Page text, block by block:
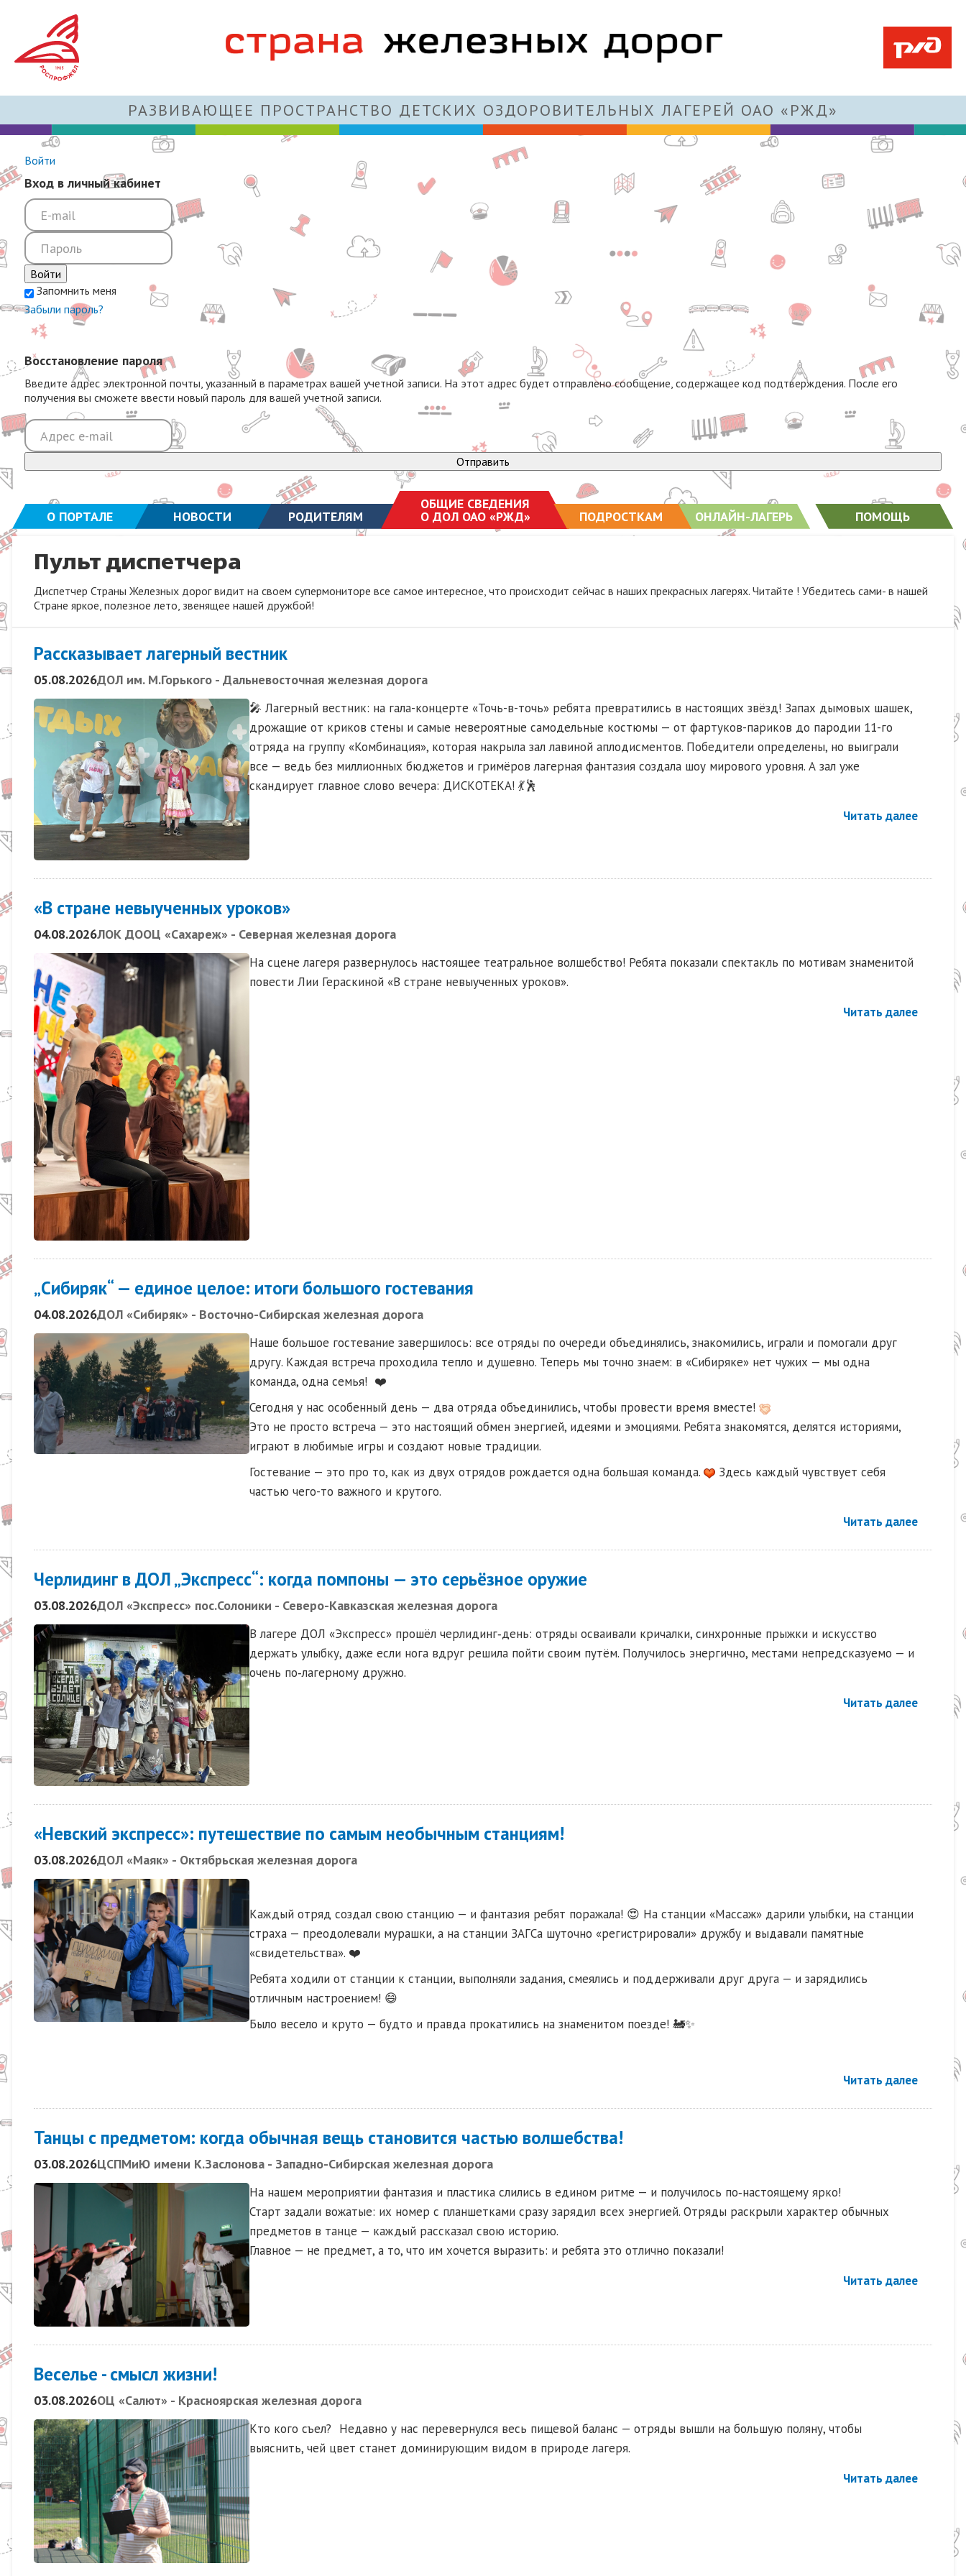
РАЗВИВАЮЩЕЕ ПРОСТРАНСТВО ДЕТСКИХ ОЗДОРОВИТЕЛЬНЫХ ЛАГЕРЕЙ ОАО «РЖД»
Войти
Вход в личный кабинет
Войти
Запомнить меня
Забыли пароль?
Восстановление пароля
Введите адрес электронной почты, указанный в параметрах вашей учетной записи. На этот адрес будет отправлено сообщение, содержащее код подтверждения. После его
получения вы сможете ввести новый пароль для вашей учетной записи.
Отправить
О ПОРТАЛЕ НОВОСТИ РОДИТЕЛЯМ
ОБЩИЕ СВЕДЕНИЯ
О ДОЛ ОАО «РЖД» ПОДРОСТКАМ ОНЛАЙН-ЛАГЕРЬ ПОМОЩЬ
Пульт диспетчера
Диспетчер Страны Железных дорог видит на своем супермониторе все самое интересное, что происходит сейчас в наших прекрасных лагерях. Читайте ! Убедитесь сами- в нашей
Стране яркое, полезное лето, звенящее нашей дружбой!
Рассказывает лагерный вестник
05.08.2026ДОЛ им. М.Горького - Дальневосточная железная дорога
🎤 Лагерный вестник: на гала-концерте «Точь-в-точь» ребята превратились в настоящих звёзд! Запах дымовых шашек,
дрожащие от криков стены и самые невероятные самодельные костюмы — от фартуков-париков до пародии 11-го
отряда на группу «Комбинация», которая накрыла зал лавиной аплодисментов. Победители определены, но выиграли
все — ведь без миллионных бюджетов и гримёров лагерная фантазия создала шоу мирового уровня. А зал уже
скандирует главное слово вечера: ДИСКОТЕКА! 💃🕺
Читать далее
«В стране невыученных уроков»
04.08.2026ЛОК ДООЦ «Сахареж» - Северная железная дорога
На сцене лагеря развернулось настоящее театральное волшебство! Ребята показали спектакль по мотивам знаменитой
повести Лии Гераскиной «В стране невыученных уроков».
Читать далее
„Сибиряк“ — единое целое: итоги большого гостевания
04.08.2026ДОЛ «Сибиряк» - Восточно-Сибирская железная дорога
Наше большое гостевание завершилось: все отряды по очереди объединялись, знакомились, играли и помогали друг
другу. Каждая встреча проходила тепло и душевно. Теперь мы точно знаем: в «Сибиряке» нет чужих — мы одна
команда, одна семья! ❤️
Сегодня у нас особенный день — два отряда объединились, чтобы провести время вместе!
Это не просто встреча — это настоящий обмен энергией, идеями и эмоциями. Ребята знакомятся, делятся историями,
играют в любимые игры и создают новые традиции.
Гостевание — это про то, как из двух отрядов рождается одна большая команда.
Здесь каждый чувствует себя
частью чего-то важного и крутого.
Читать далее
Черлидинг в ДОЛ „Экспресс“: когда помпоны — это серьёзное оружие
03.08.2026ДОЛ «Экспресс» пос.Солоники - Северо-Кавказская железная дорога
В лагере ДОЛ «Экспресс» прошёл черлидинг‑день: отряды осваивали кричалки, синхронные прыжки и искусство
держать улыбку, даже если нога вдруг решила пойти своим путём. Получилось энергично, местами непредсказуемо — и
очень по‑лагерному дружно.
Читать далее
«Невский экспресс»: путешествие по самым необычным станциям!
03.08.2026ДОЛ «Маяк» - Октябрьская железная дорога
Каждый отряд создал свою станцию — и фантазия ребят поражала! 😍 На станции «Массаж» дарили улыбки, на станции
страха — преодолевали мурашки, а на станции ЗАГСа шуточно «регистрировали» дружбу и выдавали памятные
«свидетельства». ❤️
Ребята ходили от станции к станции, выполняли задания, смеялись и поддерживали друг друга — и зарядились
отличным настроением! 😄
Было весело и круто — будто и правда прокатились на знаменитом поезде! 🚂✨
Читать далее
Танцы с предметом: когда обычная вещь становится частью волшебства!
03.08.2026ЦСПМиЮ имени К.Заслонова - Западно-Сибирская железная дорога
На нашем мероприятии фантазия и пластика слились в едином ритме — и получилось по‑настоящему ярко!
Старт задали вожатые: их номер с планшетками сразу зарядил всех энергией. Отряды раскрыли характер обычных
предметов в танце — каждый рассказал свою историю.
Главное — не предмет, а то, что им хочется выразить: и ребята это отлично показали!
Читать далее
Веселье - смысл жизни!
03.08.2026ОЦ «Салют» - Красноярская железная дорога
Кто кого съел? Недавно у нас перевернулся весь пищевой баланс — отряды вышли на большую поляну, чтобы
выяснить, чей цвет станет доминирующим видом в природе лагеря.
Читать далее